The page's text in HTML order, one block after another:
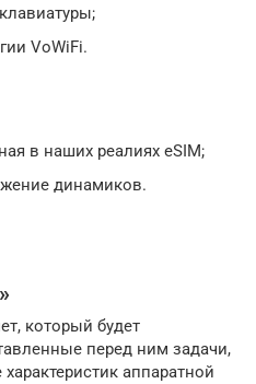
VоWiFi.
в наших реалиях еSIM;
динамиков.
который будет
перед ним задачи,
аппаратной